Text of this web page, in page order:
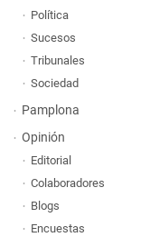
Política
Sucesos
Tribunales
Sociedad
Pamplona
Opinión
Editorial
Colaboradores
Blogs
Encuestas